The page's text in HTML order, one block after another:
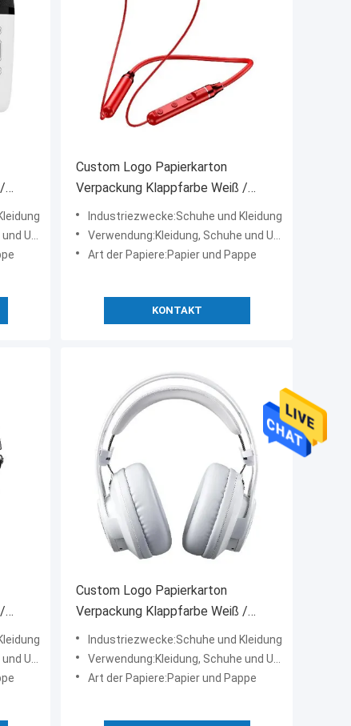
Custom Logo Papierkarton
Verpackung Klappfarbe Weiß /
Schwarz / Roségold Luxus
Magnetgeschenk-Box mit
Bandverschluss
Industriezwecke:Schuhe und Kleidung
Verwendung:Kleidung, Schuhe und Unterwäsche
Art der Papiere:Papier und Pappe
KONTAKT
Custom Logo Papierkarton
Verpackung Klappfarbe Weiß /
Schwarz / Roségold Luxus
Magnetgeschenk-Box mit
Bandverschluss
Industriezwecke:Schuhe und Kleidung
Verwendung:Kleidung, Schuhe und Unterwäsche
Art der Papiere:Papier und Pappe